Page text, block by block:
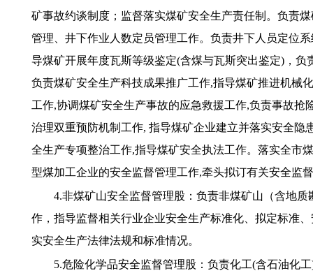
矿事故约谈制度；监督落实煤矿安全生产责任制。负责
管理、井下作业人数定员管理工作。负责井下人员定位
导煤矿开展年度瓦斯等级鉴定(含煤与瓦斯突出鉴定)，
负责煤矿安全生产科技成果推广工作,指导煤矿推进机械
工作,协调煤矿安全生产事故的应急救援工作,负责事故
治理双重预防机制工作, 指导煤矿企业建立并落实安全
全生产专项整治工作,指导煤矿安全执法工作。落实全市
型煤加工企业的安全监督管理工作,牵头拟订有关安全监
4.非煤矿山安全监督管理股：负责非煤矿山（含地
作，指导监督相关行业企业安全生产标准化、拟定标准
实安全生产法律法规和标准情况。
5.危险化学品安全监督管理股：负责化工(含石油化